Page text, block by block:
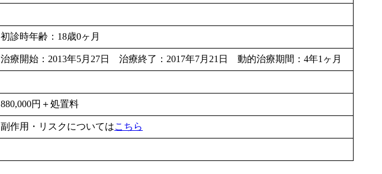
初診時年齢：18歳0ヶ月
治療開始：2013年5月27日 治療終了：2017年7月21日 動的治療期間：4年1ヶ月
880,000円＋処置料
副作用・リスクについてはこちら